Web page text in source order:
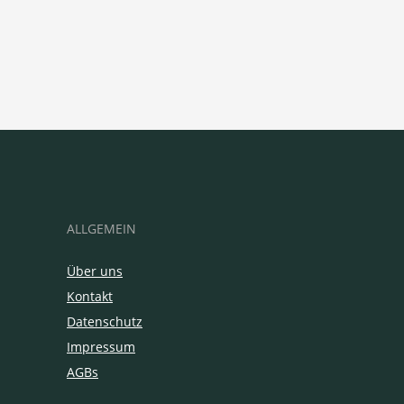
ALLGEMEIN
Über uns
Kontakt
Datenschutz
Impressum
AGBs